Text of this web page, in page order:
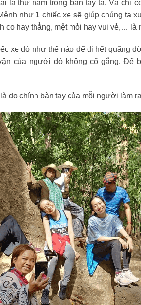
là thứ nằm trong bàn tay ta. Và chỉ
như 1 chiếc xe sẽ giúp chúng ta
co hay thẳng, mệt mỏi hay vui vẻ,… là
xe đó như thế nào để đi hết quãng
của người đó không cố gắng. Để
do chính bàn tay của mỗi người làm